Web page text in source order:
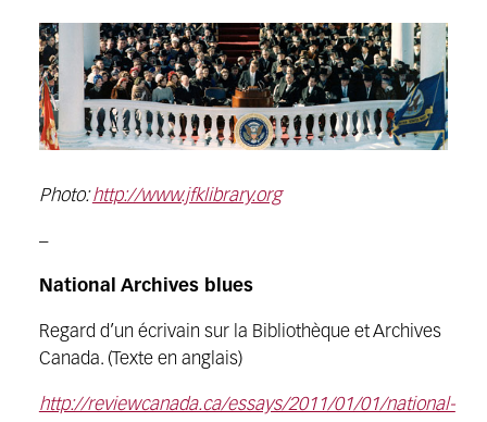
Photo:http://www.jfklibrary.org
–
National Archives blues
Regard d’un écrivain sur la Bibliothèque et Archives
Canada. (Texte en anglais)
http://reviewcanada.ca/essays/2011/01/01/national-